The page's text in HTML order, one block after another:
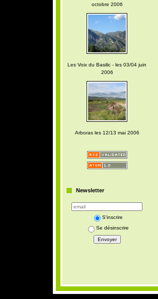
octobre 2006
Les Voix du Basilic - les 03/04 juin
2006
Arboras les 12/13 mai 2006
Newsletter
S'inscrire
Se désinscrire